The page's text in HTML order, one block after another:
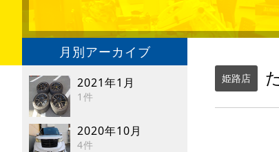
月別アーカイブ
2021年1月
1件
2020年10月
4件
姫路店